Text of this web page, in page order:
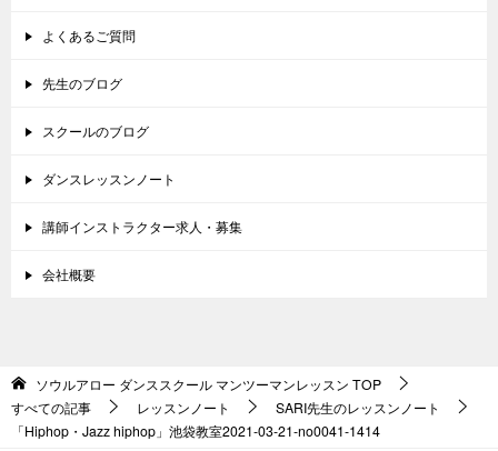
よくあるご質問
先生のブログ
スクールのブログ
ダンスレッスンノート
講師インストラクター求人・募集
会社概要
ソウルアロー ダンススクール マンツーマンレッスン TOP
すべての記事
レッスンノート
SARI先生のレッスンノート
「Hiphop・Jazz hiphop」池袋教室2021-03-21-no0041-1414